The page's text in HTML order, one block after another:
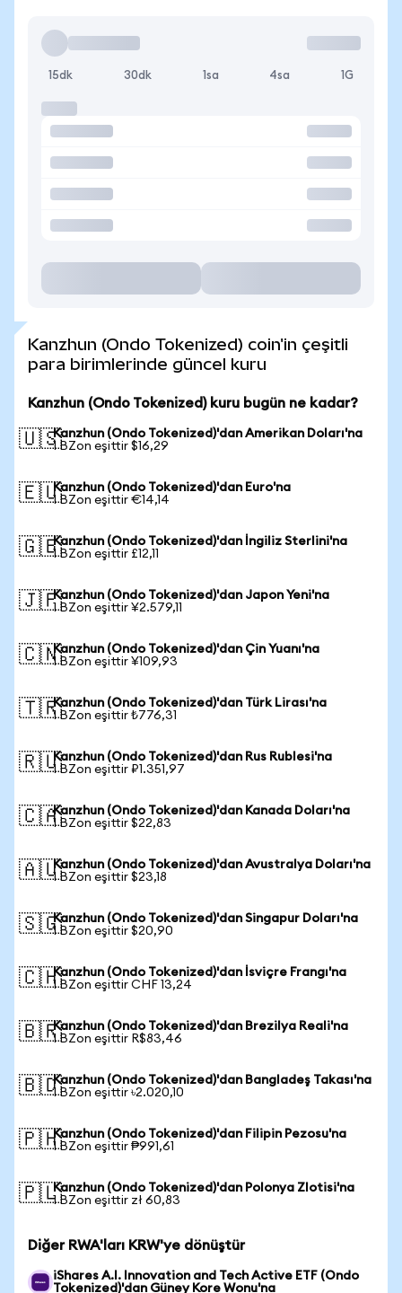
15dk 30dk 1sa 4sa 1G
Kanzhun (Ondo Tokenized) coin'in çeşitli
para birimlerinde güncel kuru
Kanzhun (Ondo Tokenized) kuru bugün ne kadar?
🇺🇸Kanzhun (Ondo Tokenized)'dan Amerikan Doları'na
1 BZon eşittir $16,29
🇪🇺Kanzhun (Ondo Tokenized)'dan Euro'na
1 BZon eşittir €14,14
🇬🇧Kanzhun (Ondo Tokenized)'dan İngiliz Sterlini'na
1 BZon eşittir £12,11
🇯🇵Kanzhun (Ondo Tokenized)'dan Japon Yeni'na
1 BZon eşittir ¥2.579,11
🇨🇳Kanzhun (Ondo Tokenized)'dan Çin Yuanı'na
1 BZon eşittir ¥109,93
🇹🇷Kanzhun (Ondo Tokenized)'dan Türk Lirası'na
1 BZon eşittir ₺776,31
🇷🇺Kanzhun (Ondo Tokenized)'dan Rus Rublesi'na
1 BZon eşittir ₽1.351,97
🇨🇦Kanzhun (Ondo Tokenized)'dan Kanada Doları'na
1 BZon eşittir $22,83
🇦🇺Kanzhun (Ondo Tokenized)'dan Avustralya Doları'na
1 BZon eşittir $23,18
🇸🇬Kanzhun (Ondo Tokenized)'dan Singapur Doları'na
1 BZon eşittir $20,90
🇨🇭Kanzhun (Ondo Tokenized)'dan İsviçre Frangı'na
1 BZon eşittir CHF 13,24
🇧🇷Kanzhun (Ondo Tokenized)'dan Brezilya Reali'na
1 BZon eşittir R$83,46
🇧🇩Kanzhun (Ondo Tokenized)'dan Bangladeş Takası'na
1 BZon eşittir ৳2.020,10
🇵🇭Kanzhun (Ondo Tokenized)'dan Filipin Pezosu'na
1 BZon eşittir ₱991,61
🇵🇱Kanzhun (Ondo Tokenized)'dan Polonya Zlotisi'na
1 BZon eşittir zł 60,83
Diğer RWA'ları KRW'ye dönüştür
iShares A.I. Innovation and Tech Active ETF (Ondo
Tokenized)'dan Güney Kore Wonu'na